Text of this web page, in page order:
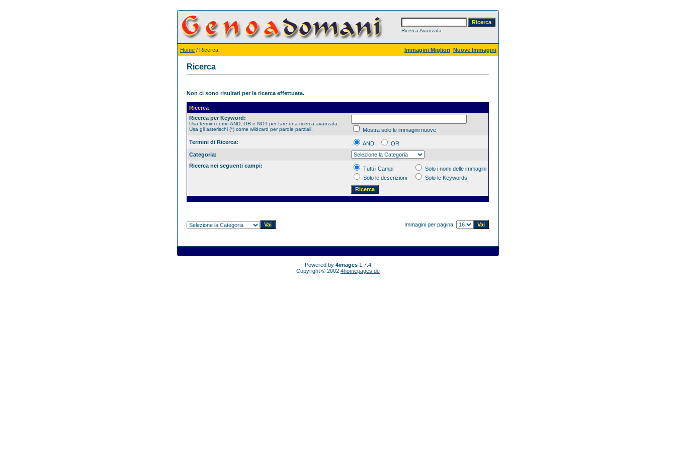
Ricerca Avanzata
Home / Ricerca Immagini Migliori Nuove Immagini
Ricerca
Non ci sono risultati per la ricerca effettuata.
Ricerca
Ricerca per Keyword:
Usa termini come AND, OR e NOT per fare una ricerca avanzata.
Usa gli asterischi (*) come wildcard per parole parziali.
Mostra solo le immagini nuove
Termini di Ricerca:
AND
OR
Categoria:
Ricerca nei seguenti campi:
Tutti i Campi
Solo i nomi delle immagini
Solo le descrizioni
Solo le Keywords
Immagini per pagina:
Powered by 4images 1.7.4
Copyright © 2002 4homepages.de